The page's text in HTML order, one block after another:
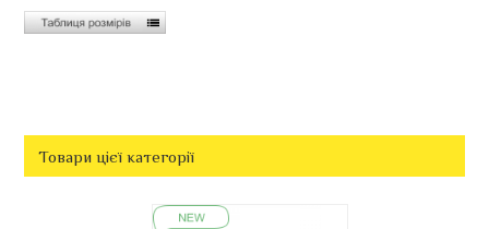
Товари цієї категорії